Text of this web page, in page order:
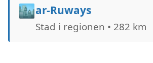
🏙️ar-Ruways
Stad i regionen • 282 km